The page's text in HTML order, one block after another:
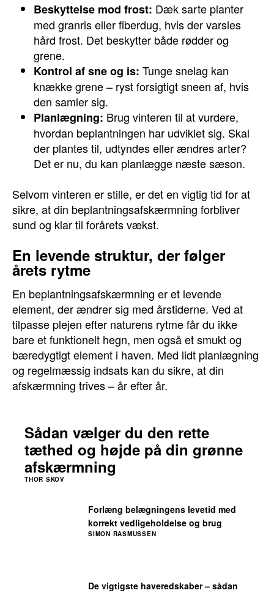
Beskyttelse mod frost: Dæk sarte planter
med granris eller fiberdug, hvis der varsles
hård frost. Det beskytter både rødder og
grene.
Kontrol af sne og is: Tunge snelag kan
knække grene – ryst forsigtigt sneen af, hvis
den samler sig.
Planlægning: Brug vinteren til at vurdere,
hvordan beplantningen har udviklet sig. Skal
der plantes til, udtyndes eller ændres arter?
Det er nu, du kan planlægge næste sæson.
Selvom vinteren er stille, er det en vigtig tid for at
sikre, at din beplantningsafskærmning forbliver
sund og klar til forårets vækst.
En levende struktur, der følger
årets rytme
En beplantningsafskærmning er et levende
element, der ændrer sig med årstiderne. Ved at
tilpasse plejen efter naturens rytme får du ikke
bare et funktionelt hegn, men også et smukt og
bæredygtigt element i haven. Med lidt planlægning
og regelmæssig indsats kan du sikre, at din
afskærmning trives – år efter år.
De vigtigste haveredskaber – sådan
Forlæng belægningens levetid med
korrekt vedligeholdelse og brug
SIMON RASMUSSEN
Sådan vælger du den rette
tæthed og højde på din grønne
afskærmning
THOR SKOV